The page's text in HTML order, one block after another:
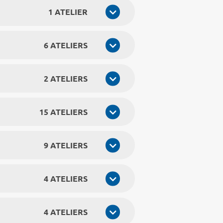
1 ATELIER
6 ATELIERS
2 ATELIERS
15 ATELIERS
9 ATELIERS
4 ATELIERS
4 ATELIERS